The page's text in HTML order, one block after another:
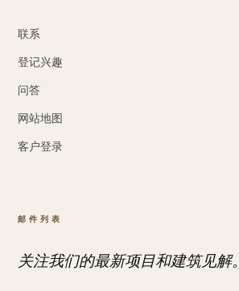
联系
登记兴趣
问答
网站地图
客户登录
邮件列表
关注我们的最新项目和建筑见解。